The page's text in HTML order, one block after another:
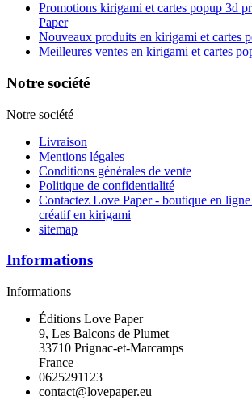
Promotions kirigami et cartes popup 3d
Paper
Nouveaux produits en kirigami et cartes
Meilleures ventes en kirigami et cartes
Notre société
Notre société
Livraison
Mentions légales
Conditions générales de vente
Politique de confidentialité
Contactez Love Paper - boutique en
créatif en kirigami
sitemap
Informations
Informations
Éditions Love Paper
9, Les Balcons de Plumet
33710 Prignac-et-Marcamps
France
0625291123
contact@lovepaper.eu